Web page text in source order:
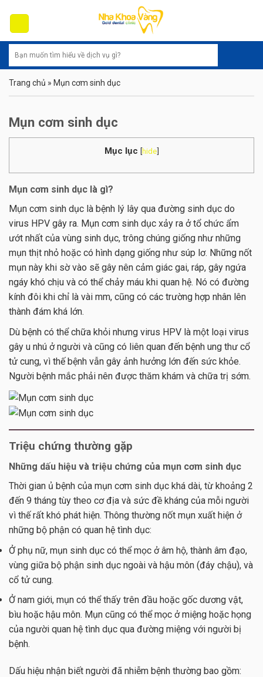
content
Trang chủ » Mụn cơm sinh dục
Mụn cơm sinh dục
Mục lục [hide]
Mụn cơm sinh dục là gì?
Mụn cơm sinh dục là bệnh lý lây qua đường sinh dục do
virus HPV gây ra. Mụn cơm sinh dục xảy ra ở tổ chức ẩm
ướt nhất của vùng sinh dục, trông chúng giống như những
mụn thịt nhỏ hoặc có hình dạng giống như súp lơ. Những nốt
mụn này khi sờ vào sẽ gây nên cảm giác gai, ráp, gây ngứa
ngáy khó chịu và có thể chảy máu khi quan hệ. Nó có đường
kính đôi khi chỉ là vài mm, cũng có các trường hợp nhân lên
thành đám khá lớn.
Dù bệnh có thể chữa khỏi nhưng virus HPV là một loại virus
gây u nhú ở người và cũng có liên quan đến bệnh ung thư cổ
tử cung, vì thế bệnh vẫn gây ảnh hưởng lớn đến sức khỏe.
Người bệnh mắc phải nên được thăm khám và chữa trị sớm.
Triệu chứng thường gặp
Những dấu hiệu và triệu chứng của mụn cơm sinh dục
Thời gian ủ bệnh của mụn cơm sinh dục khá dài, từ khoảng 2
đến 9 tháng tùy theo cơ địa và sức đề kháng của mỗi người
vì thế rất khó phát hiện. Thông thường nốt mụn xuất hiện ở
những bộ phận có quan hệ tình dục:
Ở phụ nữ, mụn sinh dục có thể mọc ở âm hộ, thành âm đạo,
vùng giữa bộ phận sinh dục ngoài và hậu môn (đáy chậu), và
cổ tử cung.
Ở nam giới, mụn có thể thấy trên đầu hoặc gốc dương vật,
bìu hoặc hậu môn. Mụn cũng có thể mọc ở miệng hoặc họng
của người quan hệ tình dục qua đường miệng với người bị
bệnh.
Dấu hiệu nhận biết người đã nhiễm bệnh thường bao gồm: